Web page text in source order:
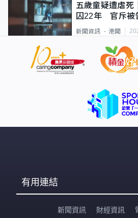
五歲童疑遭虐死
囚22年 官斥被
新聞資訊 港聞
有用連結
新聞資訊 財經資訊